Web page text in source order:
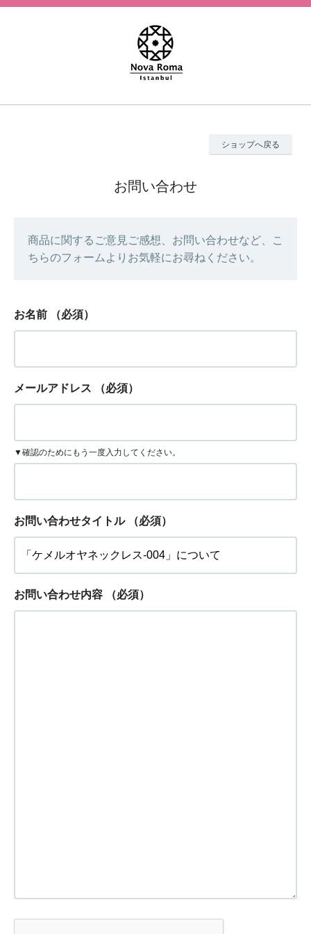
ショップへ戻る
お問い合わせ
商品に関するご意見ご感想、お問い合わせなど、こ
ちらのフォームよりお気軽にお尋ねください。
お名前 （必須）
メールアドレス （必須）
▼確認のためにもう一度入力してください。
お問い合わせタイトル （必須）
お問い合わせ内容 （必須）